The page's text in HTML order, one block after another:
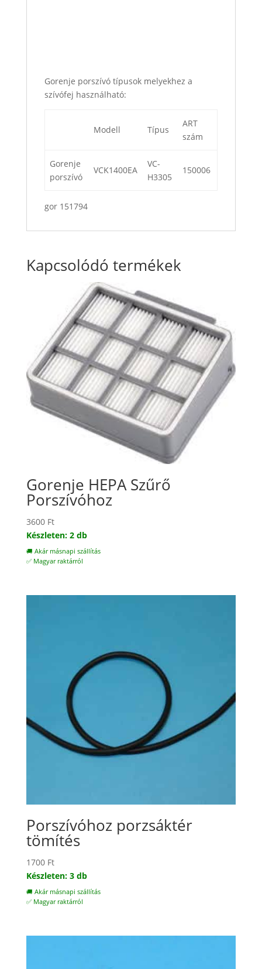
Gorenje porszívó típusok melyekhez a
szívófej használható:
Modell Típus
ART
szám
Gorenje
porszívó
VCK1400EA
VC-
H3305
150006
gor 151794
Kapcsolódó termékek
Gorenje HEPA Szűrő
Porszívóhoz
3600 Ft
Készleten: 2 db
🚚 Akár másnapi szállítás
✅ Magyar raktárról
Porszívóhoz porzsáktér
tömítés
1700 Ft
Készleten: 3 db
🚚 Akár másnapi szállítás
✅ Magyar raktárról